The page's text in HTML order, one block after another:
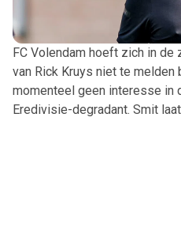
FC Volendam hoeft zich in
van Rick Kruys niet te melden
momenteel geen interesse in
Eredivisie-degradant. Smit